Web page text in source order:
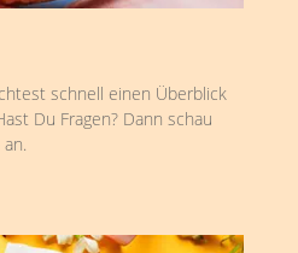
schnell einen Überblick
Du Fragen? Dann schau